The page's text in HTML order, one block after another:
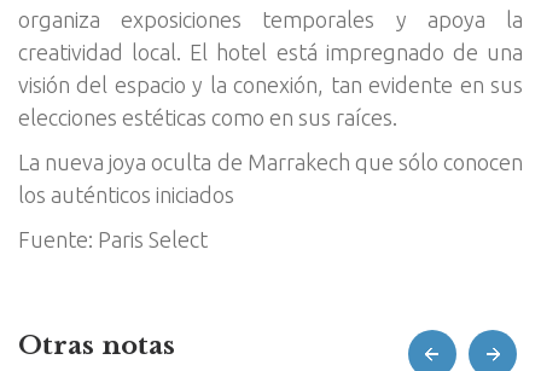
organiza exposiciones temporales y apoya la
creatividad local. El hotel está impregnado de una
visión del espacio y la conexión, tan evidente en sus
elecciones estéticas como en sus raíces.
La nueva joya oculta de Marrakech que sólo conocen
los auténticos iniciados
Fuente: Paris Select
Otras notas prev next